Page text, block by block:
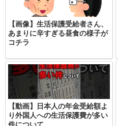
【画像】生活保護受給者さん、
あまりに辛すぎる昼食の様子が
コチラ
【動画】日本人の年金受給額よ
り外国人への生活保護費が多い
件について